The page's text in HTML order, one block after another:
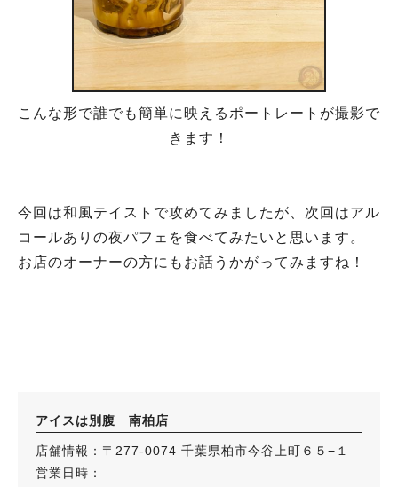
こんな形で誰でも簡単に映えるポートレートが撮影で
きます！
今回は和風テイストで攻めてみましたが、次回はアル
コールありの夜パフェを食べてみたいと思います。
お店のオーナーの方にもお話うかがってみますね！
アイスは別腹 南柏店
店舗情報：〒277-0074 千葉県柏市今谷上町６５−１
営業日時：